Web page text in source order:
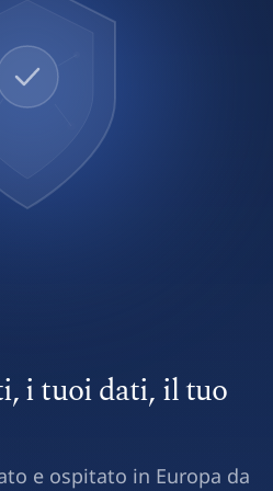
i tuoi dati, il tuo
e ospitato in Europa da